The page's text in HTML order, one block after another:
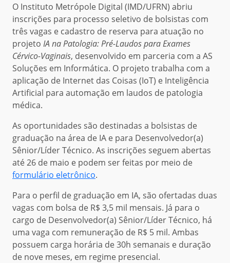
O Instituto Metrópole Digital (IMD/UFRN) abriu
inscrições para processo seletivo de bolsistas com
três vagas e cadastro de reserva para atuação no
projeto IA na Patologia: Pré-Laudos para Exames
Cérvico-Vaginais, desenvolvido em parceria com a AS
Soluções em Informática. O projeto trabalha com a
aplicação de Internet das Coisas (IoT) e Inteligência
Artificial para automação em laudos de patologia
médica.
As oportunidades são destinadas a bolsistas de
graduação na área de IA e para Desenvolvedor(a)
Sênior/Líder Técnico. As inscrições seguem abertas
até 26 de maio e podem ser feitas por meio de
formulário eletrônico.
Para o perfil de graduação em IA, são ofertadas duas
vagas com bolsa de R$ 3,5 mil mensais. Já para o
cargo de Desenvolvedor(a) Sênior/Líder Técnico, há
uma vaga com remuneração de R$ 5 mil. Ambas
possuem carga horária de 30h semanais e duração
de nove meses, em regime presencial.